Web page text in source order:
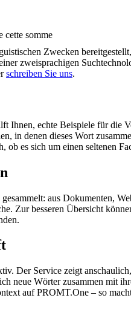
cette somme
Zwecken
zweisprachigen
schreiben Sie uns.
echte Beispiele für die
in denen dieses Wort
es sich um einen seltenen
aus Dokumenten,
Zur besseren Übersicht
Der Service zeigt
neue Wörter zusammen mit
auf PROMT.One – so